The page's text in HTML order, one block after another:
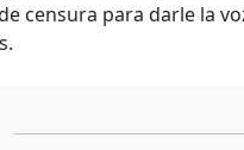
censura para darle la